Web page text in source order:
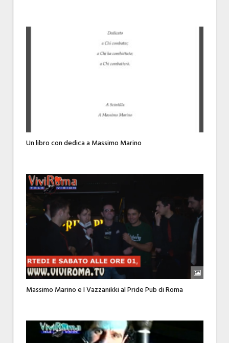
Un libro con dedica a Massimo Marino
Massimo Marino e I Vazzanikki al Pride Pub di Roma